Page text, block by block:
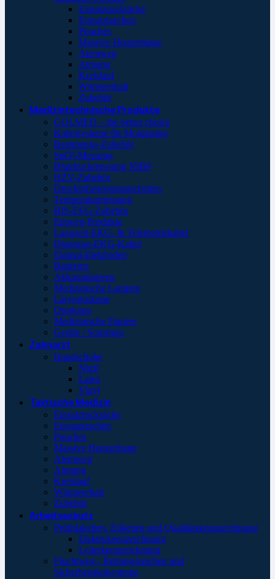
Einsatzrucksäcke
Einsatztaschen
Pouches
Massive Hemorrhage
Atemweg
Atmung
Kreislauf
Wärmeerhalt
Zubehör
Medizintechnische Produkte
GOLMED – the better choice
Kabelsysteme für Monitoring
Beatmungs-Zubehör
SpO²-Messung
Blutdruckmessung NIBP
HZV-Zubehör
Druckinfusionsmanschetten
Temperaturmessung
BIS-EEG-Zubehör
Einweg-Produkte
Langzeit-EKG- & Telemetriekabel
Diagnose-EKG-Kabel
Einmal-Elektroden
Batterien
Akkumulatoren
Medizinische Lampen
Laryngoskope
Otoskope
Medizinische Papiere
Geräte / Sonstiges
Zahnarzt
Handschuhe
Nitril
Latex
Vinyl
Taktische Medizin
Einsatzrucksäcke
Einsatztaschen
Pouches
Massive Hemorrhage
Atemweg
Atmung
Kreislauf
Wärmeerhalt
Zubehör
Arbeitsschutz
Prüfplaketten, Etiketten und Qualitätskennzeichnung
Elektrokennzeichnung
Leiterkennzeichnung
Fluchtweg-, Rettungszeichen und
Sicherheistleitsysteme